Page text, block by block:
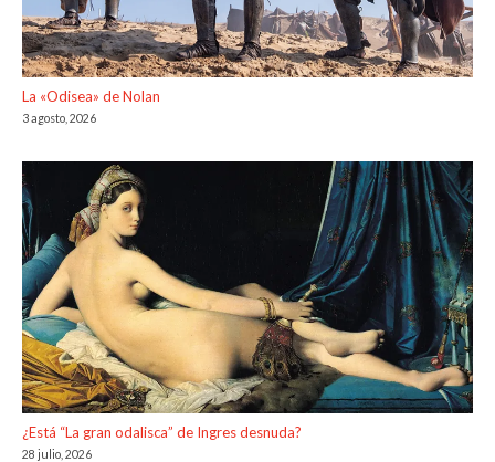
La «Odisea» de Nolan
3 agosto, 2026
¿Está “La gran odalisca” de Ingres desnuda?
28 julio, 2026